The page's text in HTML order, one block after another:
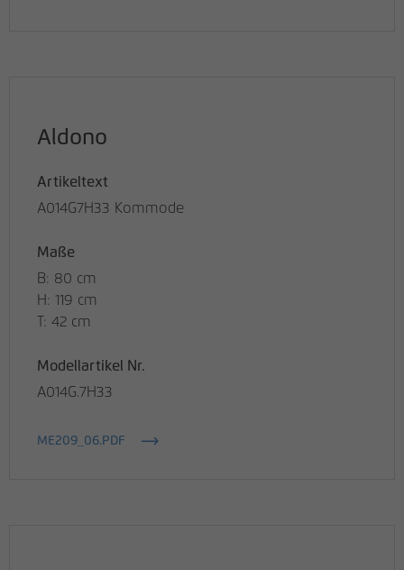
Aldono
Artikeltext
A014G7H33 Kommode
Maße
B: 80 cm
H: 119 cm
T: 42 cm
Modellartikel Nr.
A014G.7H33
ME209_06.PDF